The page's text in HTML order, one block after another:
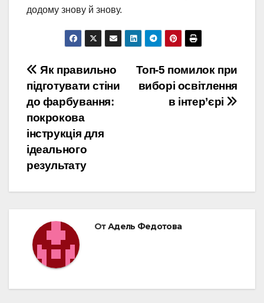
додому знову й знову.
Навигация
по
записям
Топ-5 помилок при
виборі освітлення
в інтер’єрі
Як правильно
підготувати стіни
до фарбування:
покрокова
інструкція для
ідеального
результату
ОтАдель Федотова